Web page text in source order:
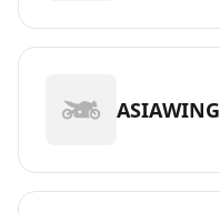
ASIAWING